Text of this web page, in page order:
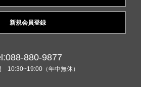
新規会員登録
880-9877
10:30~19:00（年中無休）